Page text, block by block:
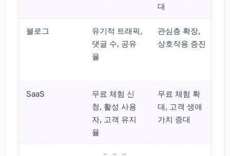
대
블로그
유기적 트래픽,
댓글 수, 공유
율
관심층 확장,
상호작용 증진
SaaS
무료 체험 신
청, 활성 사용
자, 고객 유지
율
무료 체험 확
대, 고객 생애
가치 증대